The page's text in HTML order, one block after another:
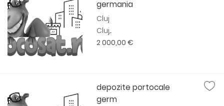
germania
Cluj
Cluj,...
2 000,00 €
depozite portocale
germ